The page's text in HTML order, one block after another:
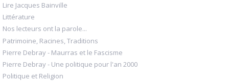
Lire Jacques Bainville
Littérature
Nos lecteurs ont la parole...
Patrimoine, Racines, Traditions
Pierre Debray - Maurras et le Fascisme
Pierre Debray - Une politique pour l'an 2000
Politique et Religion